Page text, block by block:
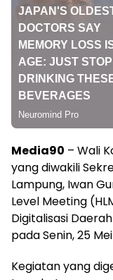
Media90 – Wali
yang diwakili
Lampung, Iwan
Level Meeting
Digitalisasi
pada Senin, 25
Kegiatan yang